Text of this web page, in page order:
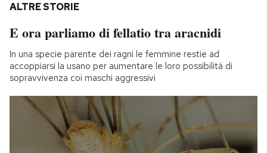
ALTRE STORIE
E ora parliamo di fellatio tra aracnidi
In una specie parente dei ragni le femmine restie ad
accoppiarsi la usano per aumentare le loro possibilità di
sopravvivenza coi maschi aggressivi